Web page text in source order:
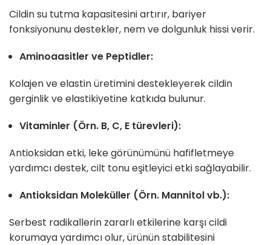
Cildin su tutma kapasitesini artırır, bariyer
fonksiyonunu destekler, nem ve dolgunluk hissi verir.
Aminoaasitler ve Peptidler:
Kolajen ve elastin üretimini destekleyerek cildin
gerginlik ve elastikiyetine katkıda bulunur.
Vitaminler (Örn. B, C, E türevleri):
Antioksidan etki, leke görünümünü hafifletmeye
yardımcı destek, cilt tonu eşitleyici etki sağlayabilir.
Antioksidan Moleküller (Örn. Mannitol vb.):
Serbest radikallerin zararlı etkilerine karşı cildi
korumaya yardımcı olur, ürünün stabilitesini